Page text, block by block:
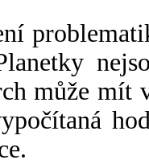
může mít